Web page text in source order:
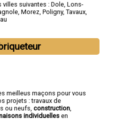
villes suivantes : Dole Lons-
Morez Poligny, Tavaux
meilleus maçons pour vous
projets : travaux de
ou neufs, construction
individuellesen